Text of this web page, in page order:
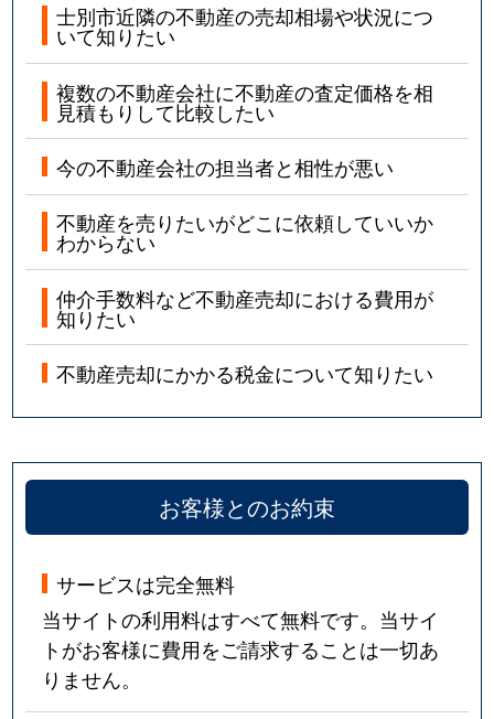
士別市近隣の不動産の売却相場や状況につ
いて知りたい
複数の不動産会社に不動産の査定価格を相
見積もりして比較したい
今の不動産会社の担当者と相性が悪い
不動産を売りたいがどこに依頼していいか
わからない
仲介手数料など不動産売却における費用が
知りたい
不動産売却にかかる税金について知りたい
お客様とのお約束
サービスは完全無料
当サイトの利用料はすべて無料です。当サイ
トがお客様に費用をご請求することは一切あ
りません。